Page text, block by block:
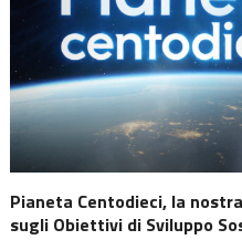
Pianeta Centodieci, la
sugli Obiettivi di Sviluppo